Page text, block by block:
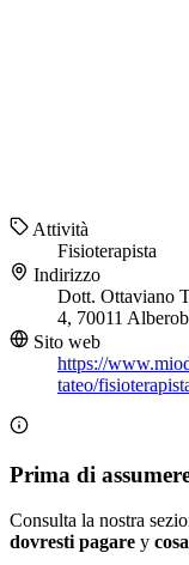
Attività
Fisioterapista
Indirizzo
Dott. Ottaviano
4, 70011
Sito web
https://
tateo/
Prima di
Consulta la nostra
dovresti pagare y